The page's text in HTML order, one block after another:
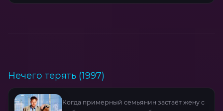
Нечего терять (1997)
Когда примерный семьянин застаёт жену с